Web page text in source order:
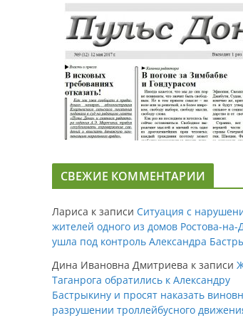
СВЕЖИЕ КОММЕНТАРИИ
Лариса к записи Ситуация с
жителей одного из домов Ростова-на-
ушла под контроль Александра
Дина Ивановна Дмитриева к записи
Таганрога обратились к Александру
Бастрыкину и просят наказать
разрушении троллейбусного